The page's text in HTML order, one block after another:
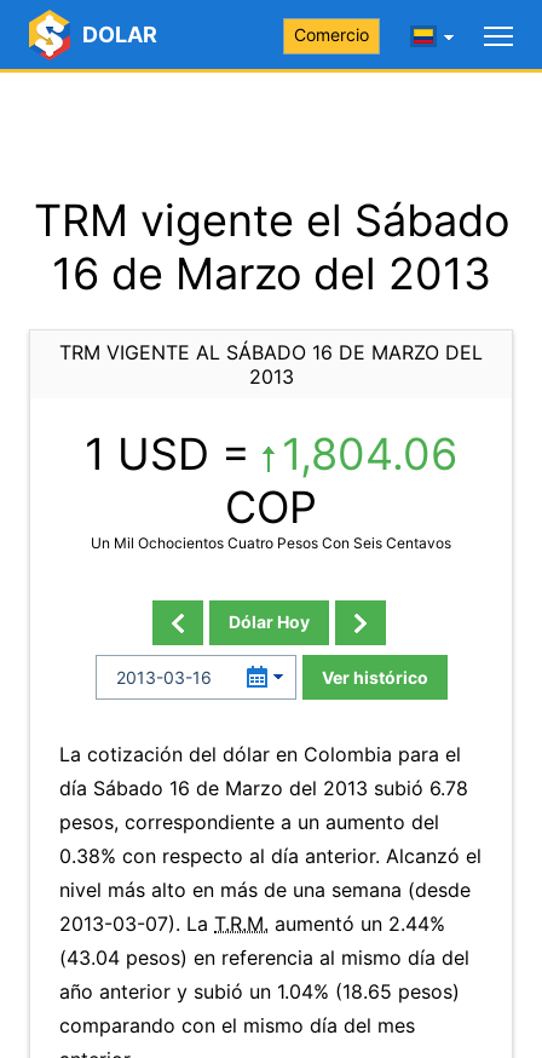
DOLAR Comercio
TRM vigente el Sábado
16 de Marzo del 2013
TRM VIGENTE AL SÁBADO 16 DE MARZO DEL
2013
1 USD =
1,804.06
COP
Un Mil Ochocientos Cuatro Pesos Con Seis Centavos
Dólar Hoy
Ver histórico
La cotización del dólar en Colombia para el
día Sábado 16 de Marzo del 2013 subió 6.78
pesos, correspondiente a un aumento del
0.38% con respecto al día anterior. Alcanzó el
nivel más alto en más de una semana (desde
2013-03-07). La T.R.M. aumentó un 2.44%
(43.04 pesos) en referencia al mismo día del
año anterior y subió un 1.04% (18.65 pesos)
comparando con el mismo día del mes